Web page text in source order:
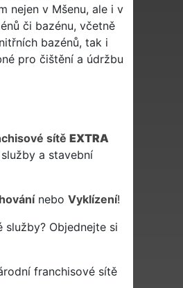
nejen v Mšenu, ale i v
či bazénu, včetně
bazénů, tak i
pro čištění a údržbu
sítě EXTRA
a stavební
nebo Vyklízení!
Objednejte si
franchisové sítě